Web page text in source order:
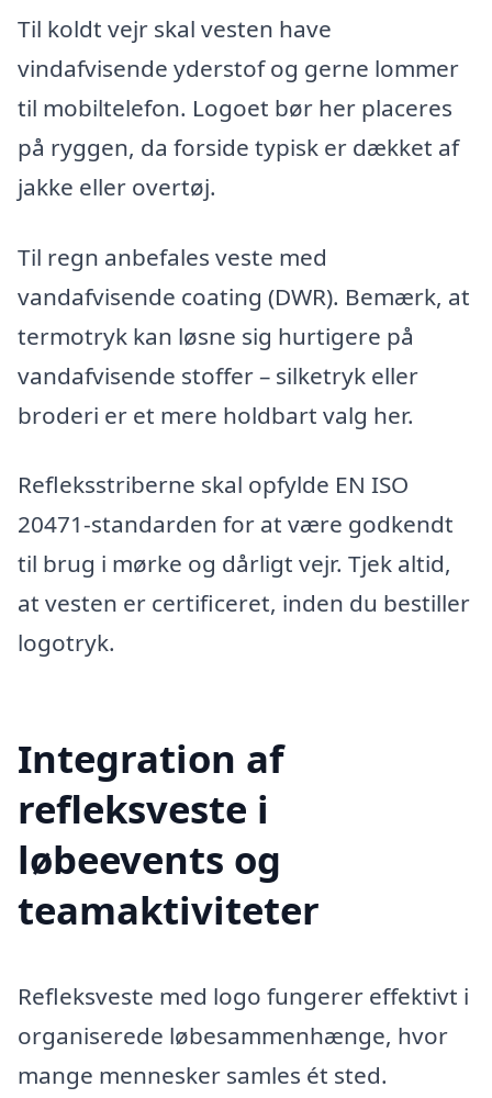
Til koldt vejr skal vesten have
vindafvisende yderstof og gerne lommer
til mobiltelefon. Logoet bør her placeres
på ryggen, da forside typisk er dækket af
jakke eller overtøj.
Til regn anbefales veste med
vandafvisende coating (DWR). Bemærk, at
termotryk kan løsne sig hurtigere på
vandafvisende stoffer – silketryk eller
broderi er et mere holdbart valg her.
Refleksstriberne skal opfylde EN ISO
20471-standarden for at være godkendt
til brug i mørke og dårligt vejr. Tjek altid,
at vesten er certificeret, inden du bestiller
logotryk.
Integration af
refleksveste i
løbeevents og
teamaktiviteter
Refleksveste med logo fungerer effektivt i
organiserede løbesammenhænge, hvor
mange mennesker samles ét sted.